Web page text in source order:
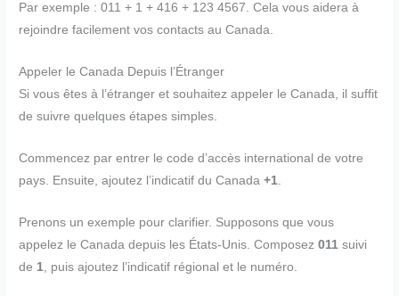
Par exemple : 011 + 1 + 416 + 123 4567. Cela vous aidera à
rejoindre facilement vos contacts au Canada.
Appeler le Canada Depuis l’Étranger
Si vous êtes à l’étranger et souhaitez appeler le Canada, il suffit
de suivre quelques étapes simples.
Commencez par entrer le code d’accès international de votre
pays. Ensuite, ajoutez l’indicatif du Canada+1
Prenons un exemple pour clarifier. Supposons que vous
appelez le Canada depuis les États-Unis. Composez011 suivi
de 1 , puis ajoutez l’indicatif régional et le numéro.